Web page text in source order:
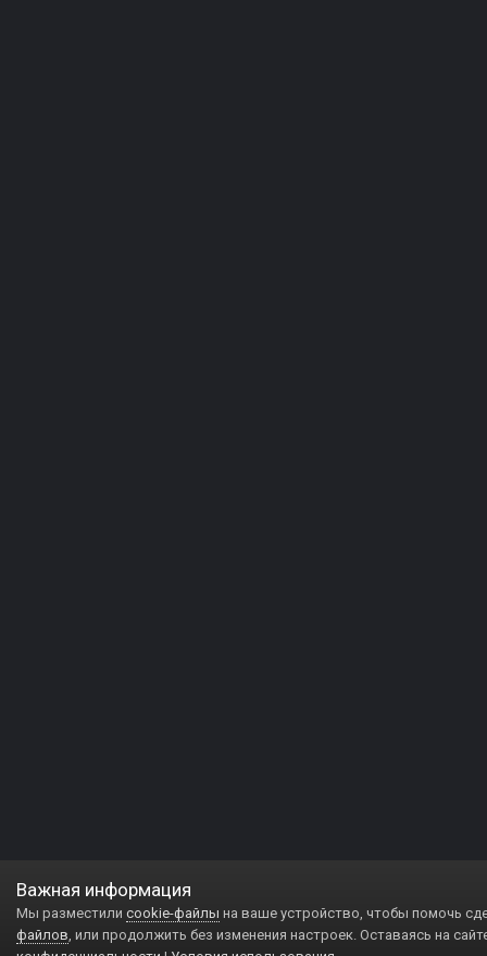
Важная информация
Мы разместили cookie-файлы на ваше устройство, чтобы помочь
файлов, или продолжить без изменения настроек. Оставаясь на